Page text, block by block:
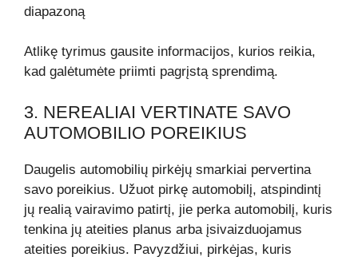
diapazoną
Atlikę tyrimus gausite informacijos, kurios reikia,
kad galėtumėte priimti pagrįstą sprendimą.
3. NEREALIAI VERTINATE SAVO
AUTOMOBILIO POREIKIUS
Daugelis automobilių pirkėjų smarkiai pervertina
savo poreikius. Užuot pirkę automobilį, atspindintį
jų realią vairavimo patirtį, jie perka automobilį, kuris
tenkina jų ateities planus arba įsivaizduojamus
ateities poreikius. Pavyzdžiui, pirkėjas, kuris